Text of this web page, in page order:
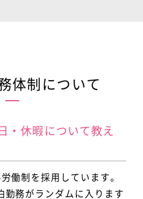
体制について
・休暇について教え
働制を採用しています。
勤務がランダムに入ります